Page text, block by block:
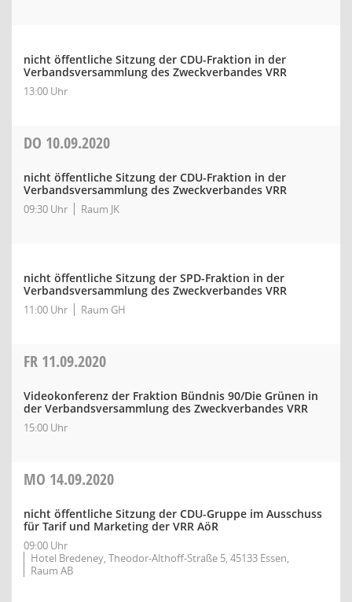
nicht öffentliche Sitzung der CDU-Fraktion in der
Verbandsversammlung des Zweckverbandes VRR
13:00 Uhr
DO 10.09.2020
nicht öffentliche Sitzung der CDU-Fraktion in der
Verbandsversammlung des Zweckverbandes VRR
09:30 Uhr Raum JK
nicht öffentliche Sitzung der SPD-Fraktion in der
Verbandsversammlung des Zweckverbandes VRR
11:00 Uhr Raum GH
FR 11.09.2020
Videokonferenz der Fraktion Bündnis 90/Die Grünen in
der Verbandsversammlung des Zweckverbandes VRR
15:00 Uhr
MO 14.09.2020
nicht öffentliche Sitzung der CDU-Gruppe im Ausschuss
für Tarif und Marketing der VRR AöR
09:00 Uhr
Hotel Bredeney, Theodor-Althoff-Straße 5, 45133 Essen,
Raum AB